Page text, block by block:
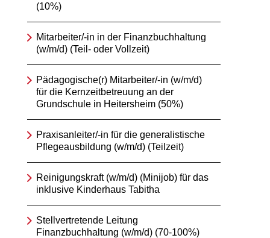
(10%)
Mitarbeiter/-in in der Finanzbuchhaltung
(w/m/d) (Teil- oder Vollzeit)
Pädagogische(r) Mitarbeiter/-in (w/m/d)
für die Kernzeitbetreuung an der
Grundschule in Heitersheim (50%)
Praxisanleiter/-in für die generalistische
Pflegeausbildung (w/m/d) (Teilzeit)
Reinigungskraft (w/m/d) (Minijob) für das
inklusive Kinderhaus Tabitha
Stellvertretende Leitung
Finanzbuchhaltung (w/m/d) (70-100%)